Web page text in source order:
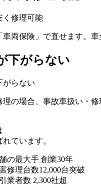
車両保険」で直せます。
下がらない
の場合、事故車扱い・
ています。